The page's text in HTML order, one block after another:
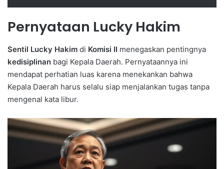
Pernyataan Lucky Hakim
Sentil Lucky Hakim di Komisi II menegaskan pentingnya
kedisiplinan bagi Kepala Daerah. Pernyataannya ini
mendapat perhatian luas karena menekankan bahwa
Kepala Daerah harus selalu siap menjalankan tugas tanpa
mengenal kata libur.